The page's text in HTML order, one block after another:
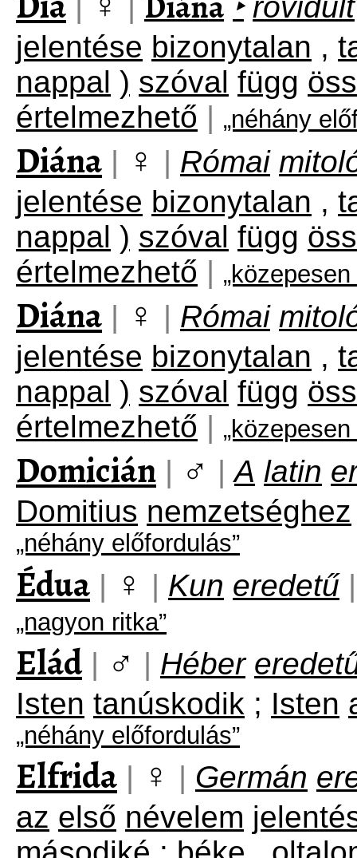
jelentése bizonytalan ,
nappal ) szóval függ
értelmezhető | „néhány
Diána | ♀ | Római
jelentése bizonytalan ,
nappal ) szóval függ
értelmezhető |
Diána | ♀ | Római
jelentése bizonytalan ,
nappal ) szóval függ
értelmezhető |
Domicián | ♂ | A latin
Domitius nemzetséghez
„néhány előfordulás”
Édua | ♀ | Kun eredetű |
„nagyon ritka”
Elád | ♂ | Héber
Isten tanúskodik ; Isten
„néhány előfordulás”
Elfrida | ♀ | Germán
az első névelem